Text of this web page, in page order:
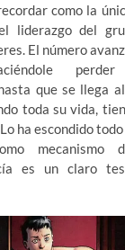
como la
liderazgo del
El número
perder
que se llega
toda su vida,
ha escondido
mecanismo
es un claro